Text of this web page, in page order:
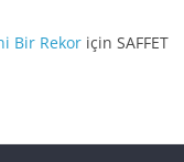
Bir Rekor içinSAFFET